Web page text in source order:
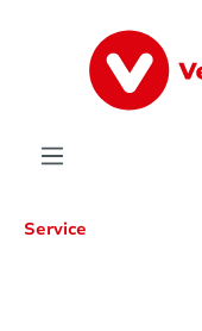
springen
Service